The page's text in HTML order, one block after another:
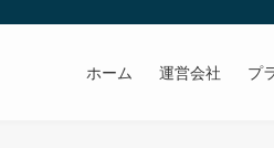
ホーム 運営会社 プ